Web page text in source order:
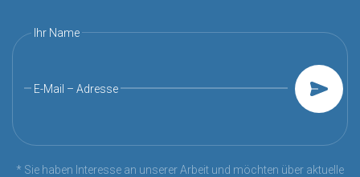
Ihr Name
E-Mail – Adresse
* Sie haben Interesse an unserer Arbeit und möchten über aktuelle